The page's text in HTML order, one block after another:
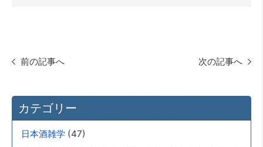
前の記事へ 次の記事へ
カテゴリー
日本酒雑学 (47)